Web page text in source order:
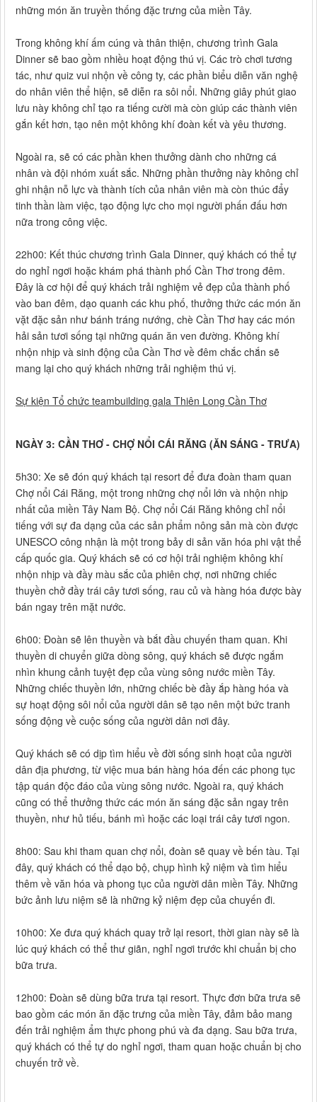
những món ăn truyền thống đặc trưng của miền Tây.
Trong không khí ấm cúng và thân thiện, chương trình Gala
Dinner sẽ bao gồm nhiều hoạt động thú vị. Các trò chơi tương
tác, như quiz vui nhộn về công ty, các phần biểu diễn văn nghệ
do nhân viên thể hiện, sẽ diễn ra sôi nổi. Những giây phút giao
lưu này không chỉ tạo ra tiếng cười mà còn giúp các thành viên
gắn kết hơn, tạo nên một không khí đoàn kết và yêu thương.
Ngoài ra, sẽ có các phần khen thưởng dành cho những cá
nhân và đội nhóm xuất sắc. Những phần thưởng này không chỉ
ghi nhận nỗ lực và thành tích của nhân viên mà còn thúc đẩy
tinh thần làm việc, tạo động lực cho mọi người phấn đấu hơn
nữa trong công việc.
22h00: Kết thúc chương trình Gala Dinner, quý khách có thể tự
do nghỉ ngơi hoặc khám phá thành phố Cần Thơ trong đêm.
Đây là cơ hội để quý khách trải nghiệm vẻ đẹp của thành phố
vào ban đêm, dạo quanh các khu phố, thưởng thức các món ăn
vặt đặc sản như bánh tráng nướng, chè Cần Thơ hay các món
hải sản tươi sống tại những quán ăn ven đường. Không khí
nhộn nhịp và sinh động của Cần Thơ về đêm chắc chắn sẽ
mang lại cho quý khách những trải nghiệm thú vị.
Sự kiện Tổ chức teambuilding gala Thiên Long Cần Thơ
NGÀY 3: CẦN THƠ - CHỢ NỔI CÁI RĂNG (ĂN SÁNG - TRƯA)
5h30: Xe sẽ đón quý khách tại resort để đưa đoàn tham quan
Chợ nổi Cái Răng, một trong những chợ nổi lớn và nhộn nhịp
nhất của miền Tây Nam Bộ. Chợ nổi Cái Răng không chỉ nổi
tiếng với sự đa dạng của các sản phẩm nông sản mà còn được
UNESCO công nhận là một trong bảy di sản văn hóa phi vật thể
cấp quốc gia. Quý khách sẽ có cơ hội trải nghiệm không khí
nhộn nhịp và đầy màu sắc của phiên chợ, nơi những chiếc
thuyền chở đầy trái cây tươi sống, rau củ và hàng hóa được bày
bán ngay trên mặt nước.
6h00: Đoàn sẽ lên thuyền và bắt đầu chuyến tham quan. Khi
thuyền di chuyển giữa dòng sông, quý khách sẽ được ngắm
nhìn khung cảnh tuyệt đẹp của vùng sông nước miền Tây.
Những chiếc thuyền lớn, những chiếc bè đầy ắp hàng hóa và
sự hoạt động sôi nổi của người dân sẽ tạo nên một bức tranh
sống động về cuộc sống của người dân nơi đây.
Quý khách sẽ có dịp tìm hiểu về đời sống sinh hoạt của người
dân địa phương, từ việc mua bán hàng hóa đến các phong tục
tập quán độc đáo của vùng sông nước. Ngoài ra, quý khách
cũng có thể thưởng thức các món ăn sáng đặc sản ngay trên
thuyền, như hủ tiếu, bánh mì hoặc các loại trái cây tươi ngon.
8h00: Sau khi tham quan chợ nổi, đoàn sẽ quay về bến tàu. Tại
đây, quý khách có thể dạo bộ, chụp hình kỷ niệm và tìm hiểu
thêm về văn hóa và phong tục của người dân miền Tây. Những
bức ảnh lưu niệm sẽ là những kỷ niệm đẹp của chuyến đi.
10h00: Xe đưa quý khách quay trở lại resort, thời gian này sẽ là
lúc quý khách có thể thư giãn, nghỉ ngơi trước khi chuẩn bị cho
bữa trưa.
12h00: Đoàn sẽ dùng bữa trưa tại resort. Thực đơn bữa trưa sẽ
bao gồm các món ăn đặc trưng của miền Tây, đảm bảo mang
đến trải nghiệm ẩm thực phong phú và đa dạng. Sau bữa trưa,
quý khách có thể tự do nghỉ ngơi, tham quan hoặc chuẩn bị cho
chuyến trở về.